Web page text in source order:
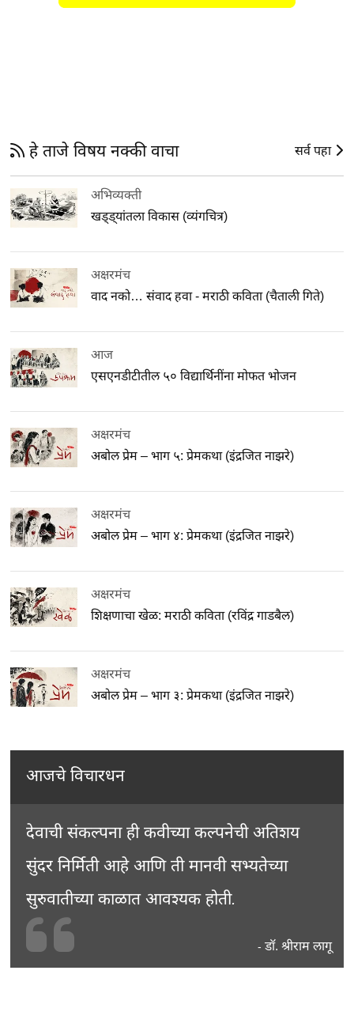
हे ताजे विषय नक्की वाचा सर्व पहा
अभिव्यक्ती
खड्ड्यांतला विकास (व्यंगचित्र)
अक्षरमंच
वाद नको… संवाद हवा - मराठी कविता (चैताली गिते)
आज
एसएनडीटीतील ५० विद्यार्थिनींना मोफत भोजन
अक्षरमंच
अबोल प्रेम – भाग ५: प्रेमकथा (इंद्रजित नाझरे)
अक्षरमंच
अबोल प्रेम – भाग ४: प्रेमकथा (इंद्रजित नाझरे)
अक्षरमंच
शिक्षणाचा खेळ: मराठी कविता (रविंद्र गाडबैल)
अक्षरमंच
अबोल प्रेम – भाग ३: प्रेमकथा (इंद्रजित नाझरे)
आजचे विचारधन
देवाची संकल्पना ही कवीच्या कल्पनेची अतिशय
सुंदर निर्मिती आहे आणि ती मानवी सभ्यतेच्या
सुरुवातीच्या काळात आवश्यक होती.
- डॉ. श्रीराम लागू